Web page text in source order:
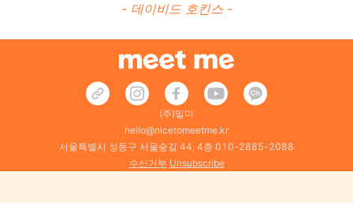
- 데이비드 호킨스 -
(주)밑미
hello@nicetomeetme.kr
서울특별시 성동구 서울숲길 44, 4층 010-2885-2088
수신거부 Unsubscribe